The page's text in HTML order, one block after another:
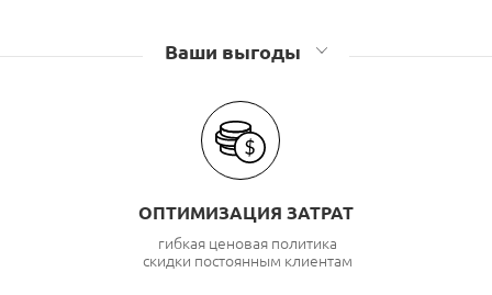
Ваши выгоды
ОПТИМИЗАЦИЯ ЗАТРАТ
гибкая ценовая политика
скидки постоянным клиентам